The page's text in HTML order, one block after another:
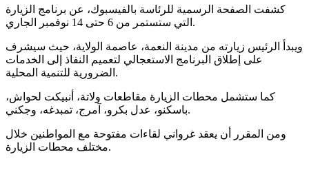
كشفت الصفحة الرسمية للرئاسة بالفيسبوك، عن برنامج الزيارة
التي ستستمر من 6 حتى 14 نوفمبر الجاري.
ويبدأ الرئيس زيارته من مدينة النعمة، عاصمة الولاية، حيث سيشرف
على إطلاق البرنامج الاستعجالي لتعميم النفاذ إلى الخدمات
الضرورية للتنمية المحلية.
كما ستشمل محطات الزيارة مقاطعات ولاتة، أنبيكت لحواش،
باسكنو، عدل بكرو، آمرج، تمبدغه، وجكني.
ومن المقرر أن يعقد غرواني لقاءات مفتوحة مع المواطنين خلال
مختلف محطات الزيارة.